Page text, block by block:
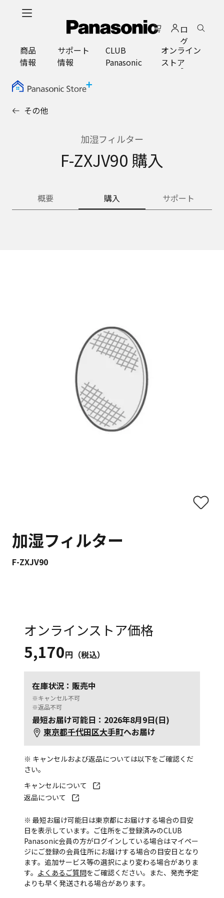
ロ
グ
イ
ン
商品
情報
サポート
情報
CLUB
Panasonic
オンライン
ストア
その他
加湿フィルター
F-ZXJV90 購入
概要 購入 サポート
加湿フィルター
F-ZXJV90
オンラインストア価格
5,170円（税込）
在庫状況：販売中
※キャンセル不可
※返品不可
最短お届け可能日：2026年8月9日(日)
東京都千代田区大手町へお届け
※ キャンセルおよび返品については以下をご確認くだ
さい。
キャンセルについて
返品について
※ 最短お届け可能日は東京都にお届けする場合の目安
日を表示しています。ご住所をご登録済みのCLUB
Panasonic会員の方がログインしている場合はマイペー
ジにご登録の会員住所にお届けする場合の目安日となり
ます。追加サービス等の選択により変わる場合がありま
す。 よくあるご質問をご確認ください。また、発売予定
よりも早く発送される場合があります。